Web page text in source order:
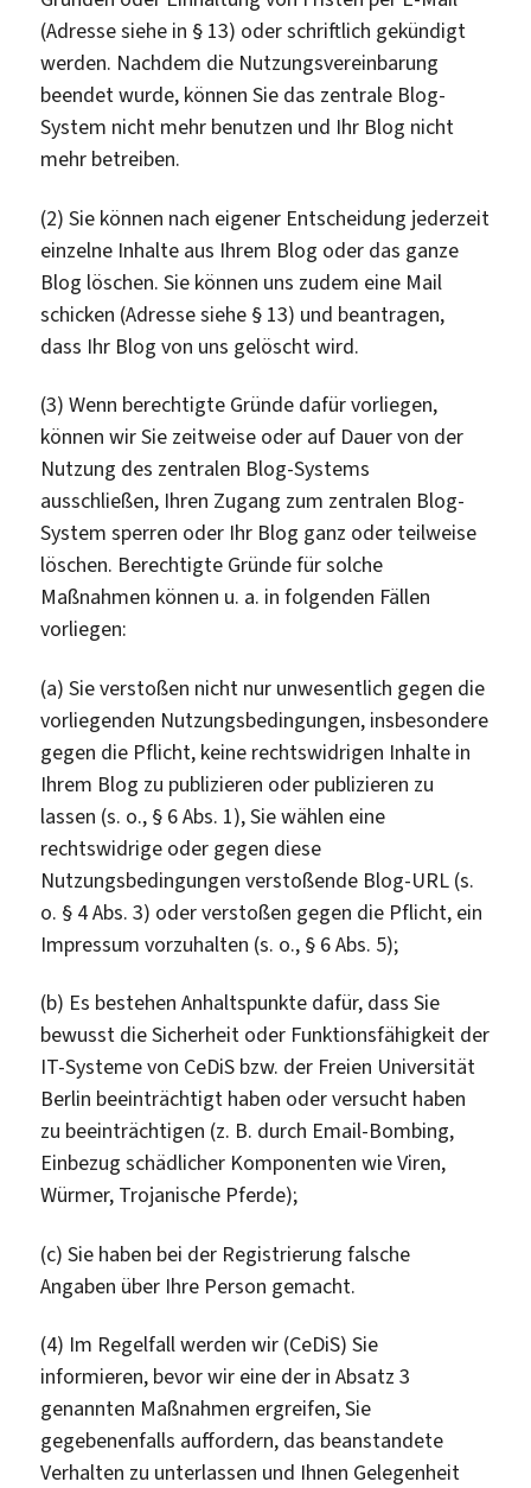
(Adresse siehe in § 13) oder schriftlich gekündigt
werden. Nachdem die Nutzungsvereinbarung
beendet wurde, können Sie das zentrale Blog-
System nicht mehr benutzen und Ihr Blog nicht
mehr betreiben.
(2) Sie können nach eigener Entscheidung jederzeit
einzelne Inhalte aus Ihrem Blog oder das ganze
Blog löschen. Sie können uns zudem eine Mail
schicken (Adresse siehe § 13) und beantragen,
dass Ihr Blog von uns gelöscht wird.
(3) Wenn berechtigte Gründe dafür vorliegen,
können wir Sie zeitweise oder auf Dauer von der
Nutzung des zentralen Blog-Systems
ausschließen, Ihren Zugang zum zentralen Blog-
System sperren oder Ihr Blog ganz oder teilweise
löschen. Berechtigte Gründe für solche
Maßnahmen können u. a. in folgenden Fällen
vorliegen:
(a) Sie verstoßen nicht nur unwesentlich gegen die
vorliegenden Nutzungsbedingungen, insbesondere
gegen die Pflicht, keine rechtswidrigen Inhalte in
Ihrem Blog zu publizieren oder publizieren zu
lassen (s. o., § 6 Abs. 1), Sie wählen eine
rechtswidrige oder gegen diese
Nutzungsbedingungen verstoßende Blog-URL (s.
o. § 4 Abs. 3) oder verstoßen gegen die Pflicht, ein
Impressum vorzuhalten (s. o., § 6 Abs. 5);
(b) Es bestehen Anhaltspunkte dafür, dass Sie
bewusst die Sicherheit oder Funktionsfähigkeit der
IT-Systeme von CeDiS bzw. der Freien Universität
Berlin beeinträchtigt haben oder versucht haben
zu beeinträchtigen (z. B. durch Email-Bombing,
Einbezug schädlicher Komponenten wie Viren,
Würmer, Trojanische Pferde);
(c) Sie haben bei der Registrierung falsche
Angaben über Ihre Person gemacht.
(4) Im Regelfall werden wir (CeDiS) Sie
informieren, bevor wir eine der in Absatz 3
genannten Maßnahmen ergreifen, Sie
gegebenenfalls auffordern, das beanstandete
Verhalten zu unterlassen und Ihnen Gelegenheit